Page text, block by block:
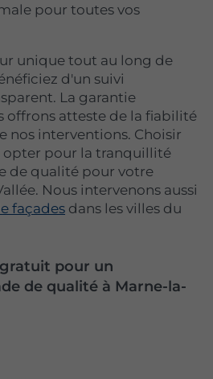
pour toutes vos
unique tout au long de
d'un suivi
La garantie
offrons atteste de la fiabilité
nos interventions. Choisir
opter pour la tranquillité
de qualité pour votre
Nous intervenons aussi
façades dans les villes du
pour un
de qualité à Marne-la-